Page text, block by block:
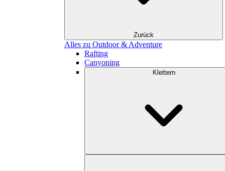
Zurück
Alles zu Outdoor & Adventure
Rafting
Canyoning
Klettern